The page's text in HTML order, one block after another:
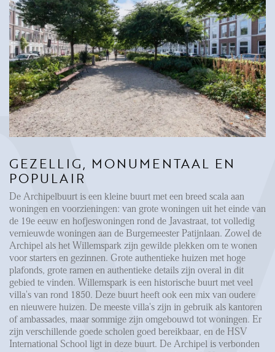
GEZELLIG, MONUMENTAAL EN
POPULAIR
De Archipelbuurt is een kleine buurt met een breed scala aan
woningen en voorzieningen: van grote woningen uit het einde van
de 19e eeuw en hofjeswoningen rond de Javastraat, tot volledig
vernieuwde woningen aan de Burgemeester Patijnlaan. Zowel de
Archipel als het Willemspark zijn gewilde plekken om te wonen
voor starters en gezinnen. Grote authentieke huizen met hoge
plafonds, grote ramen en authentieke details zijn overal in dit
gebied te vinden. Willemspark is een historische buurt met veel
villa's van rond 1850. Deze buurt heeft ook een mix van oudere
en nieuwere huizen. De meeste villa's zijn in gebruik als kantoren
of ambassades, maar sommige zijn omgebouwd tot woningen. Er
zijn verschillende goede scholen goed bereikbaar, en de HSV
International School ligt in deze buurt. De Archipel is verbonden
LOCAL LIFE
OVER ONS
FAQ
Reviews
Werken bij
CONTACT
Den Haag
Hillegersberg
Rotterdam